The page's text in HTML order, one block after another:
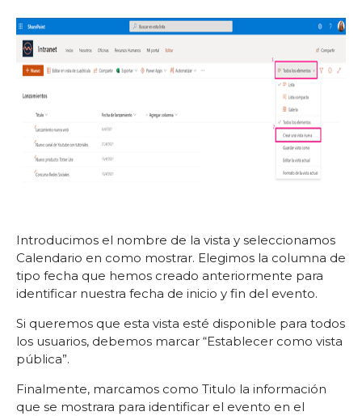
Introducimos el nombre de la vista y seleccionamos
Calendario en como mostrar. Elegimos la columna de
tipo fecha que hemos creado anteriormente para
identificar nuestra fecha de inicio y fin del evento.
Si queremos que esta vista esté disponible para todos
los usuarios, debemos marcar “Establecer como vista
pública”.
Finalmente, marcamos como Titulo la información
que se mostrara para identificar el evento en el